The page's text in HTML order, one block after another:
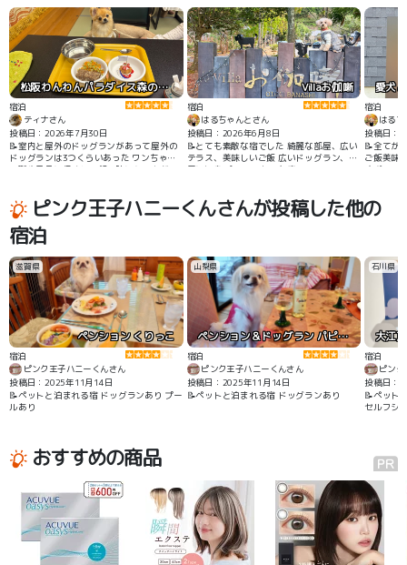
松阪わんわんパラダイス森のホテルスメール
宿泊
ティナさん
投稿日：2026年7月30日
📝室内と屋外のドッグランがあって屋外の
ドッグランは3つくらいあった ワンちゃん
の誕生日月に行くとご飯の時にケーキがつ
Villaお伽噺
宿泊
はるちゃんとさん
投稿日：2026年6月8日
📝とても素敵な宿でした 綺麗な部屋、広い
テラス、美味しいご飯 広いドッグラン、部
屋に温泉 パーフェクトな宿
宿泊
はる
投稿日：
📝全てが
ご飯美味
すぎ、テ
ピンク王子ハニーくんさんが投稿した他の
宿泊
滋賀県
ペンション くりっこ
宿泊
ピンク王子ハニーくんさん
投稿日：2025年11月14日
📝ペットと泊まれる宿 ドッグランあり プー
ルあり
山梨県
ペンション＆ドッグラン パピヨンの森
宿泊
ピンク王子ハニーくんさん
投稿日：2025年11月14日
📝ペットと泊まれる宿 ドッグランあり
石川県
宿泊
ピン
投稿日：
📝ペット
セルフシ
おすすめの商品